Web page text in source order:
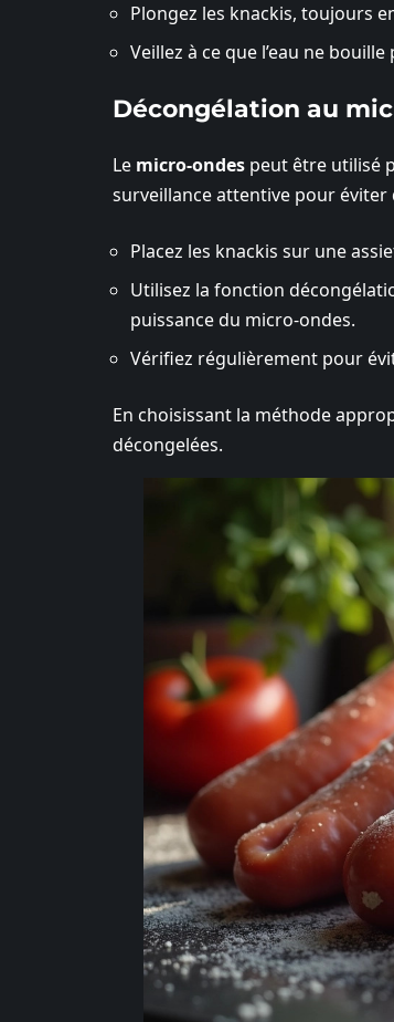
Plongez les knackis, toujours
Veillez à ce que l’eau ne
Décongélation au
Le micro-ondes peut être utilisé
surveillance attentive pour éviter
Placez les knackis sur une
Utilisez la fonction
puissance du micro-ondes.
Vérifiez régulièrement pour
En choisissant la méthode
décongelées.